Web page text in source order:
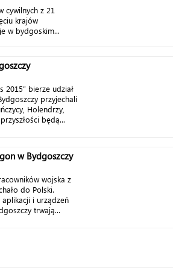
cywilnych z 21
krajów
w bydgoskim...
2015” bierze udział
przyjechali
Holendrzy,
będą...
w Bydgoszczy
wojska z
do Polski.
aplikacji i urządzeń
trwają...